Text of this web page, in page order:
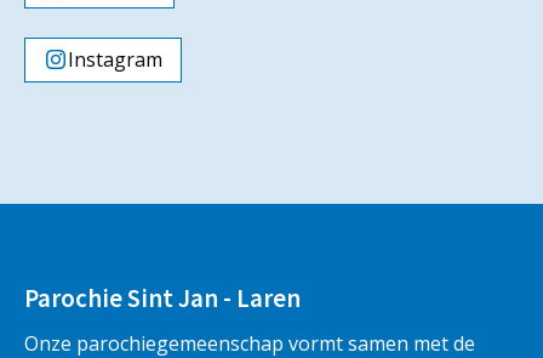
Instagram
Parochie Sint Jan - Laren
Onze parochiegemeenschap vormt samen met de